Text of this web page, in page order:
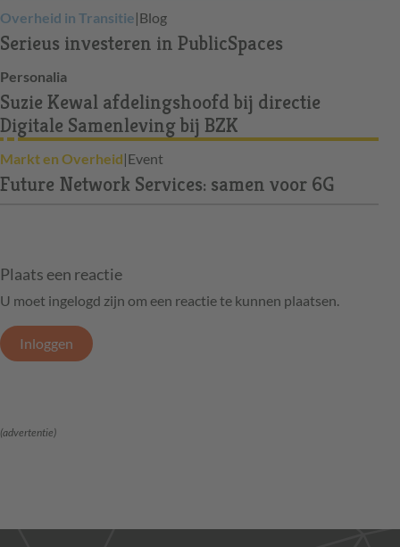
Overheid in Transitie|Blog
Serieus investeren in PublicSpaces
Personalia
Suzie Kewal afdelingshoofd bij directie
Digitale Samenleving bij BZK
Markt en Overheid|Event
Future Network Services: samen voor 6G
Plaats een reactie
U moet ingelogd zijn om een reactie te kunnen plaatsen.
Inloggen
(advertentie)